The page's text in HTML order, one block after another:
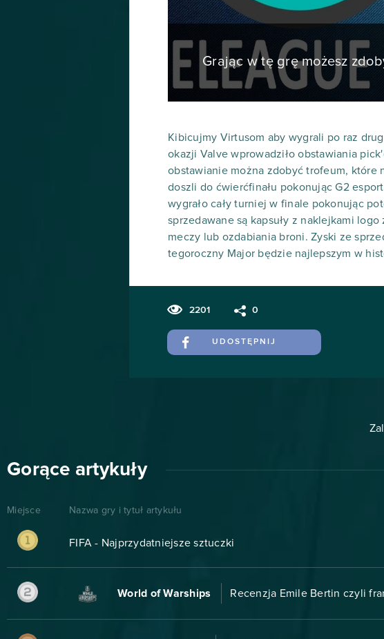
Grając w tę grę możesz
Kibicujmy Virtusom aby wygrali po raz
okazji Valve wprowadziło obstawiania
obstawianie można zdobyć trofeum, które
doszli do ćwierćfinału pokonując G2
wygrało cały turniej w finale pokonując
sprzedawane są kapsuły z naklejkami
meczy lub ozdabiania broni. Zyski ze
tegoroczny Major będzie najlepszym w
2201 0
UDOSTĘPNIJ
Gorące artykuły
Miejsce Nazwa gry i tytuł artykułu
FIFA - Najprzydatniejsze sztuczki
World of Warships Recenzja Emile Bertin czyli